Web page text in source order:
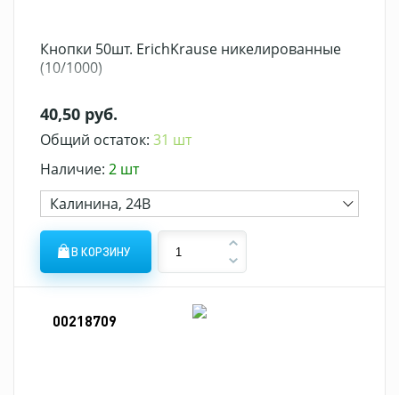
Кнопки 50шт. ErichKrause никелированные
(10/1000)
40,50 руб.
Общий остаток: 31 шт
Наличие: 2 шт
Калинина, 24В
В КОРЗИНУ
00218709